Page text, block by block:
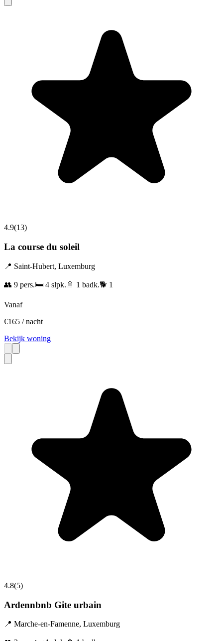
4.9(13)
La course du soleil
📍 Saint-Hubert, Luxemburg
👥 9 pers.🛏️ 4 slpk. 🚿 1 badk.🐕 1
Vanaf
€165 / nacht
Bekijk woning
4.8(5)
Ardennbnb Gite urbain
📍 Marche-en-Famenne, Luxemburg